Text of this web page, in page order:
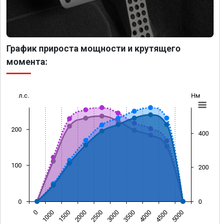
График прироста мощности и крутящего
момента:
л.с. Нм
0 1000 1500 2000 2500 3000 3500 4000 4500 5000
0
100
200
0
200
400